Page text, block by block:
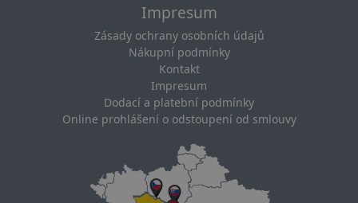
Impresum
Zásady ochrany osobních údajů
Nákupní podmínky
Kontakt
Impresum
Dodací a platební podmínky
Online prohlášení o odstoupení od smlouvy